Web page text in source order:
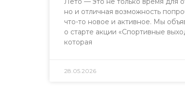
но и отличная возможность
что-то новое и активное. Мы
о старте акции «Спортивные
которая
28.05.2026